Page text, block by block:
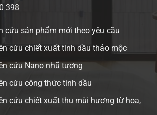
398
cứu sản phẩm mới theo yêu cầu
cứu chiết xuất tinh dầu thảo mộc
cứu Nano nhũ tương
cứu công thức tinh dầu
cứu chiết xuất thu mùi hương từ hoa,